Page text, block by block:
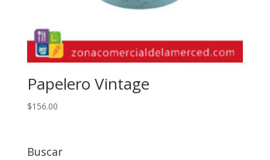
Papelero Vintage
$156.00
Buscar